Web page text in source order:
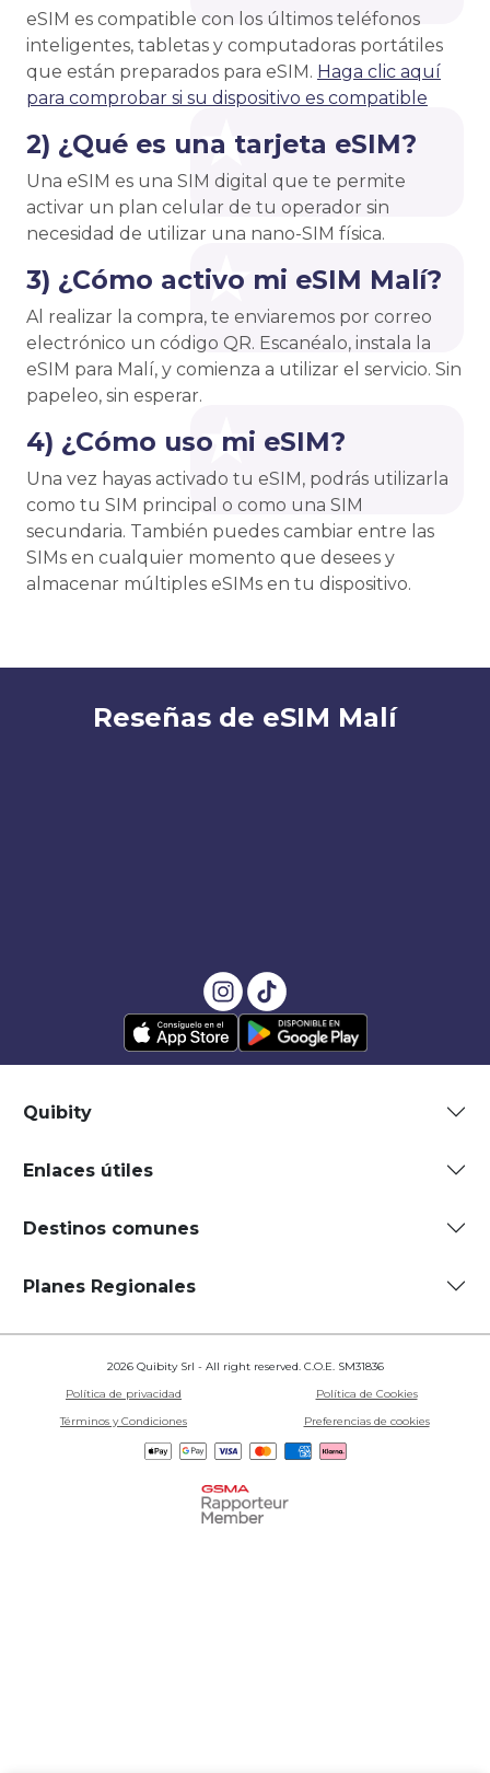
eSIM es compatible con los últimos teléfonos
inteligentes, tabletas y computadoras portátiles
que están preparados para eSIM. Haga clic aquí
para comprobar si su dispositivo es compatible
2) ¿Qué es una tarjeta eSIM?
Una eSIM es una SIM digital que te permite
activar un plan celular de tu operador sin
necesidad de utilizar una nano-SIM física.
3) ¿Cómo activo mi eSIM Malí?
Al realizar la compra, te enviaremos por correo
electrónico un código QR. Escanéalo, instala la
eSIM para Malí, y comienza a utilizar el servicio. Sin
papeleo, sin esperar.
4) ¿Cómo uso mi eSIM?
Una vez hayas activado tu eSIM, podrás utilizarla
como tu SIM principal o como una SIM
secundaria. También puedes cambiar entre las
SIMs en cualquier momento que desees y
almacenar múltiples eSIMs en tu dispositivo.
Reseñas de eSIM Malí
Quibity
Enlaces útiles
Destinos comunes
Planes Regionales
2026 Quibity Srl - All right reserved. C.O.E. SM31836
Política de privacidad
Política de Cookies
Términos y Condiciones
Preferencias de cookies